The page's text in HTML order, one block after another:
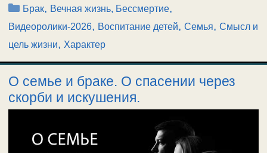
Рубрики
Брак, Вечная жизнь, Бессмертие,
Видеоролики-2026, Воспитание детей, Семья, Смысл и
цель жизни, Характер
О семье и браке. О спасении через
скорби и искушения.